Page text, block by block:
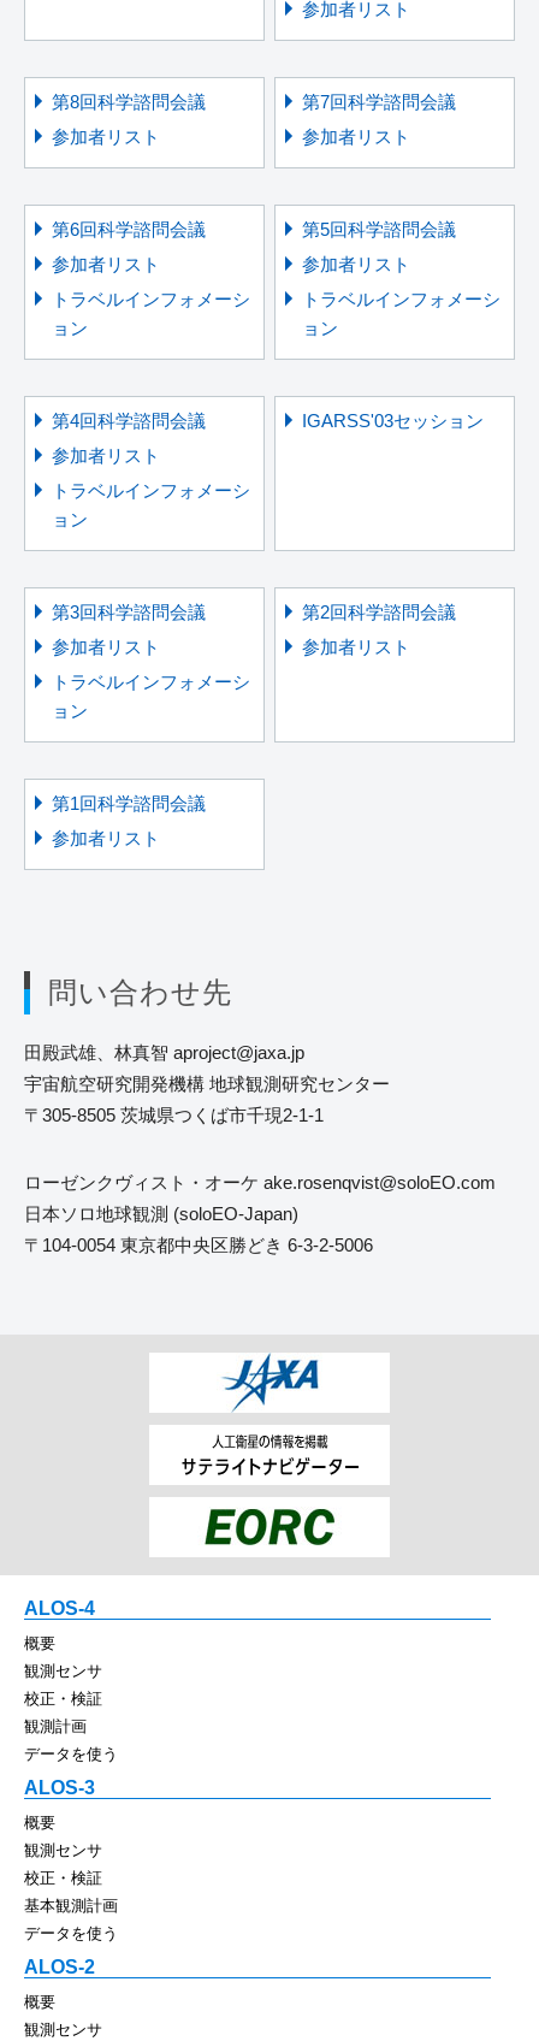
参加者リスト
第8回科学諮問会議
参加者リスト
第7回科学諮問会議
参加者リスト
第6回科学諮問会議
参加者リスト
トラベルインフォメーシ
ョン
第5回科学諮問会議
参加者リスト
トラベルインフォメーシ
ョン
第4回科学諮問会議
参加者リスト
トラベルインフォメーシ
ョン
IGARSS'03セッション
第3回科学諮問会議
参加者リスト
トラベルインフォメーシ
ョン
第2回科学諮問会議
参加者リスト
第1回科学諮問会議
参加者リスト
問い合わせ先
田殿武雄、林真智 aproject
jaxa.jp
宇宙航空研究開発機構 地球観測研究センター
〒305-8505 茨城県つくば市千現2-1-1
ローゼンクヴィスト・オーケ ake.rosenqvist
soloEO.com
日本ソロ地球観測 (soloEO-Japan)
〒104-0054 東京都中央区勝どき 6-3-2-5006
ALOS-4
概要
観測センサ
校正・検証
観測計画
データを使う
ALOS-3
概要
観測センサ
校正・検証
基本観測計画
データを使う
ALOS-2
概要
観測センサ